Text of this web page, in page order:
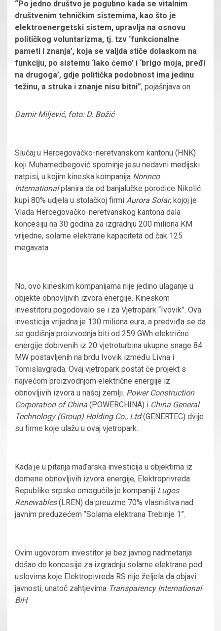
“Po jedno društvo je pogubno kada se vitalnim
društvenim tehničkim sistemima, kao što je
elektroenergetski sistem, upravlja na osnovu
političkog voluntarizma, tj. tzv ‘funkcionalne
pameti i znanja’, koja se valjda stiče dolaskom na
funkciju, po sistemu ‘lako ćemo’ i ‘brigo moja, pređi
na drugoga’, gdje politička podobnost ima jedinu
težinu, a struka i znanje nisu bitni”, pojašnjava on.
Damir Miljević, foto: D. Božić
Slučaj u Hercegovačko-neretvanskom kantonu (HNK)
koji Muhamedbegović spominje jesu nedavni medijski
natpisi, u kojim kineska kompanija Norinco
Internationalplanira da od banjalučke porodice Nikolić
kupi 80% udjela u stolačkoj firmi Aurora Solar, kojoj je
Vlada Hercegovačko-neretvanskog kantona dala
koncesiju na 30 godina za izgradnju 200 miliona KM
vrijedne, solarne elektrane kapaciteta od čak 125
megavata.
No, ovo kineskim kompanijama nije jedino ulaganje u
objekte obnovljivih izvora energije. Kineskom
investitoru pogodovalo se i za Vjetropark “Ivovik”. Ova
investicija vrijedna je 130 miliona eura, a predviđa se da
se godišnja proizvodnja biti od 259 GWh električne
energije dobivenih iz 20 vjetroturbina ukupne snage 84
MW postavljenih na brdu Ivovik između Livna i
Tomislavgrada. Ovaj vjetropark postat će projekt s
najvećom proizvodnjom električne energije iz
obnovljivih izvora u našoj zemlji. Power Construction
Corporation of China (POWERCHINA) i China General
Technology (Group) Holding Co., Ltd(GENERTEC) dvije
su firme koje ulažu u ovaj vjetropark.
Kada je u pitanja mađarska investicija u objektima iz
domene obnovljivih izvora energije, Elektroprivreda
Republike srpske omogućila je kompaniji Lugos
Renewables(LREN) da preuzme 70% vlasništva nad
javnim preduzećem “Solarna elektrana Trebinje 1”.
Ovim ugovorom investitor je bez javnog nadmetanja
došao do koncesije za izgradnju solarne elektrane pod
uslovima koje Elektropivreda RS nije željela da objavi
javnosti, unatoč zahtjevima Transparency International
BiH.